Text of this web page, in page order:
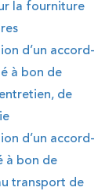
la fourniture
d’un accord-
à bon de
de
d’un accord-
à bon de
transport de